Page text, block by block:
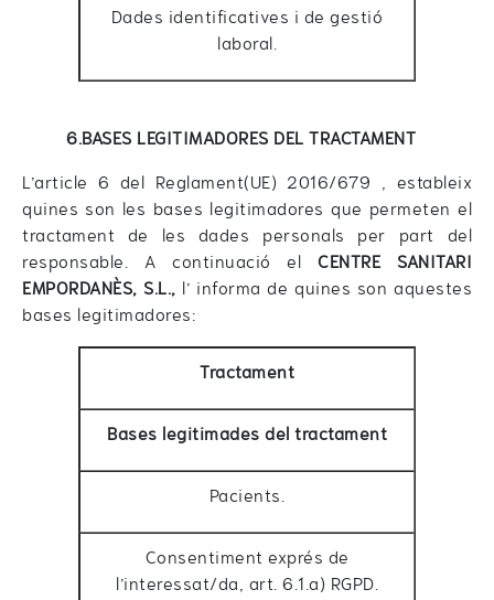
Dades identificatives i de gestió
laboral.
6.BASES LEGITIMADORES DEL TRACTAMENT
L’article 6 del Reglament(UE) 2016/679 , estableix
quines son les bases legitimadores que permeten el
tractament de les dades personals per part del
responsable. A continuació elCENTRE SANITARI
EMPORDANÈS, S.L., l’ informa de quines son aquestes
bases legitimadores:
Tractament
Bases legitimades del tractament
Pacients.
Consentiment exprés de
l’interessat/da, art. 6.1.a) RGPD.